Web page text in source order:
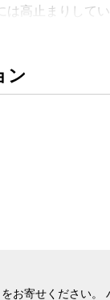
は高止まりして
カ 、2017年の
。2022年にはEU
今も象牙市場
ワシントン条約
組みは極めて杜
ているという。
日本からの象牙
ことが、裁判記
的な流れに水を
ン
お寄せください。